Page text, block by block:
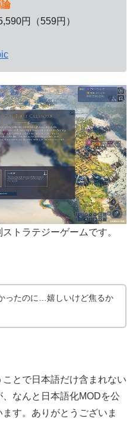
円（559円）
トラテジーゲームです。
ったのに…嬉しいけど焦るか
とで日本語だけ含まれない
なんと日本語化MODを公
す。ありがとうございま